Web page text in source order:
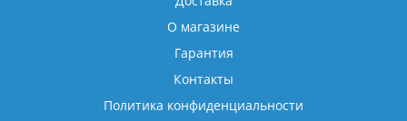
О магазине
Гарантия
Контакты
Политика конфиденциальности